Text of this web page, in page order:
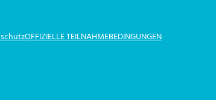
OFFIZIELLE TEILNAHMEBEDINGUNGEN